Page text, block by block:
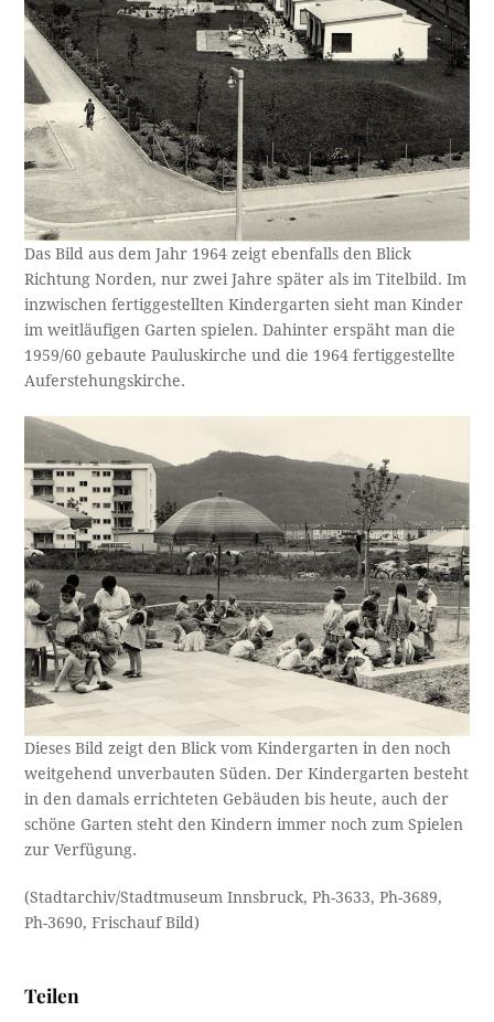
Das Bild aus dem Jahr 1964 zeigt ebenfalls den Blick
Richtung Norden, nur zwei Jahre später als im Titelbild. Im
inzwischen fertiggestellten Kindergarten sieht man Kinder
im weitläufigen Garten spielen. Dahinter erspäht man die
1959/60 gebaute Pauluskirche und die 1964 fertiggestellte
Auferstehungskirche.
Dieses Bild zeigt den Blick vom Kindergarten in den noch
weitgehend unverbauten Süden. Der Kindergarten besteht
in den damals errichteten Gebäuden bis heute, auch der
schöne Garten steht den Kindern immer noch zum Spielen
zur Verfügung.
(Stadtarchiv/Stadtmuseum Innsbruck, Ph-3633, Ph-3689,
Ph-3690, Frischauf Bild)
Teilen